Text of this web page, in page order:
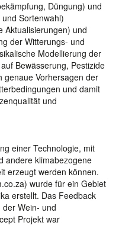
Düngung) und
Sortenwahl)
Aktualisierungen) und
der Witterungs- und
Modellierung der
Bewässerung, Pestizide
genaue Vorhersagen der
und damit
und
einer Technologie, mit
andere klimabezogene
erzeugt werden können.
wurde für ein Gebiet
erstellt. Das Feedback
Wein- und
Projekt war